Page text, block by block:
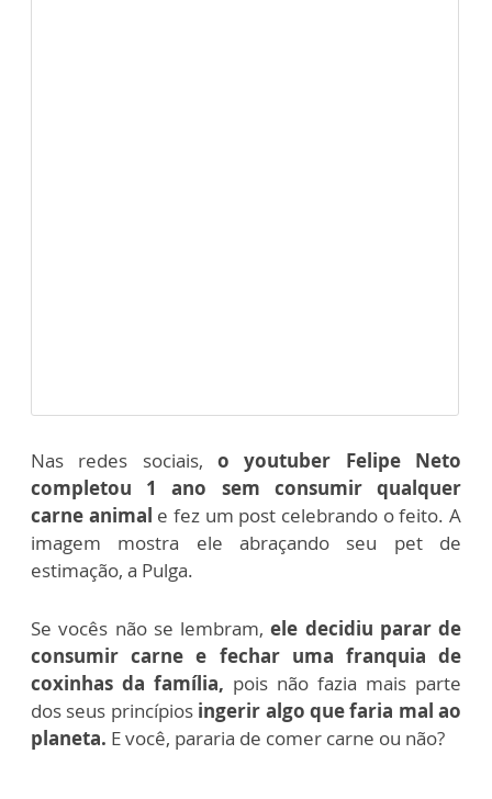
Nas redes sociais, o youtuber Felipe Neto
completou 1 ano sem consumir qualquer
carne animal e fez um post celebrando o feito. A
imagem mostra ele abraçando seu pet de
estimação, a Pulga.
Se vocês não se lembram,ele decidiu parar de
consumir carne e fechar uma franquia de
coxinhas da família, pois não fazia mais parte
dos seus princípios ingerir algo que faria mal ao
planeta. E você, pararia de comer carne ou não?